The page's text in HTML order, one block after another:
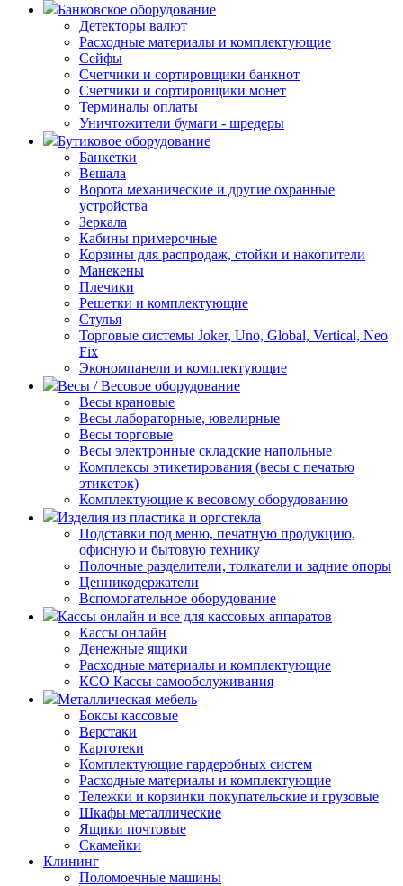
Банковское оборудование
Детекторы валют
Расходные материалы и комплектующие
Сейфы
Счетчики и сортировщики банкнот
Счетчики и сортировщики монет
Терминалы оплаты
Уничтожители бумаги - шредеры
Бутиковое оборудование
Банкетки
Вешала
Ворота механические и другие охранные
устройства
Зеркала
Кабины примерочные
Корзины для распродаж, стойки и накопители
Манекены
Плечики
Решетки и комплектующие
Стулья
Торговые системы Joker, Uno, Global, Vertical, Neo
Fix
Экономпанели и комплектующие
Весы / Весовое оборудование
Весы крановые
Весы лабораторные, ювелирные
Весы торговые
Весы электронные складские напольные
Комплексы этикетирования (весы с печатью
этикеток)
Комплектующие к весовому оборудованию
Изделия из пластика и оргстекла
Подставки под меню, печатную продукцию,
офисную и бытовую технику
Полочные разделители, толкатели и задние опоры
Ценникодержатели
Вспомогательное оборудование
Кассы онлайн и все для кассовых аппаратов
Кассы онлайн
Денежные ящики
Расходные материалы и комплектующие
КСО Кассы самообслуживания
Металлическая мебель
Боксы кассовые
Верстаки
Картотеки
Комплектующие гардеробных систем
Расходные материалы и комплектующие
Тележки и корзинки покупательские и грузовые
Шкафы металлические
Ящики почтовые
Скамейки
Клининг
Поломоечные машины